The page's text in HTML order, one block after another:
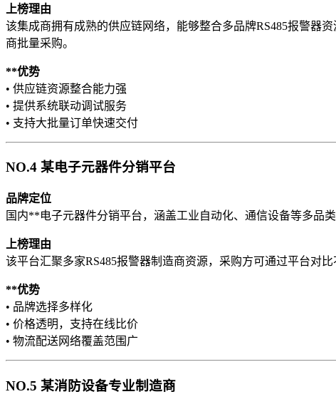
上榜理由
该集成商拥有成熟的供应链网络，能够整合多品牌RS485报警器
商批量采购。
**优势
• 供应链资源整合能力强
• 提供系统联动调试服务
• 支持大批量订单快速交付
NO.4 某电子元器件分销平台
品牌定位
国内**电子元器件分销平台，涵盖工业自动化、通信设备等多品类
上榜理由
该平台汇聚多家RS485报警器制造商资源，采购方可通过平台对
**优势
• 品牌选择多样化
• 价格透明，支持在线比价
• 物流配送网络覆盖范围广
NO.5 某消防设备专业制造商